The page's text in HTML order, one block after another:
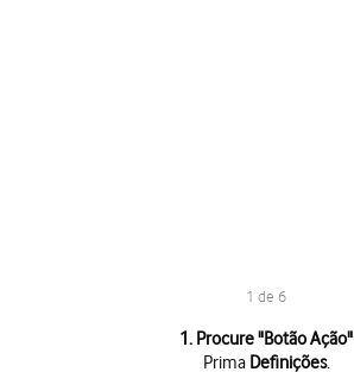
1 de 6
1. Procure "Botão Ação"
Prima Definições.